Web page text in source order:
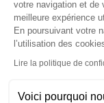
votre navigation et de
meilleure expérience
En poursuivant votre
l’utilisation des
Lire la politique de
Voici pourquoi